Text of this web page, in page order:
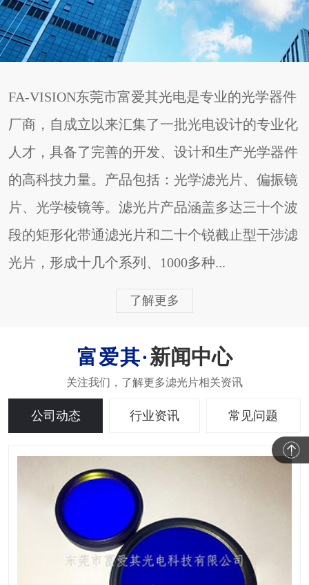
FA-VISION东莞市富爱其光电是专业的光学器件
厂商，自成立以来汇集了一批光电设计的专业化
人才，具备了完善的开发、设计和生产光学器件
的高科技力量。产品包括：光学滤光片、偏振镜
片、光学棱镜等。滤光片产品涵盖多达三十个波
段的矩形化带通滤光片和二十个锐截止型干涉滤
光片，形成十几个系列、1000多种...
了解更多
新闻中心
公司动态 行业资讯 常见问题